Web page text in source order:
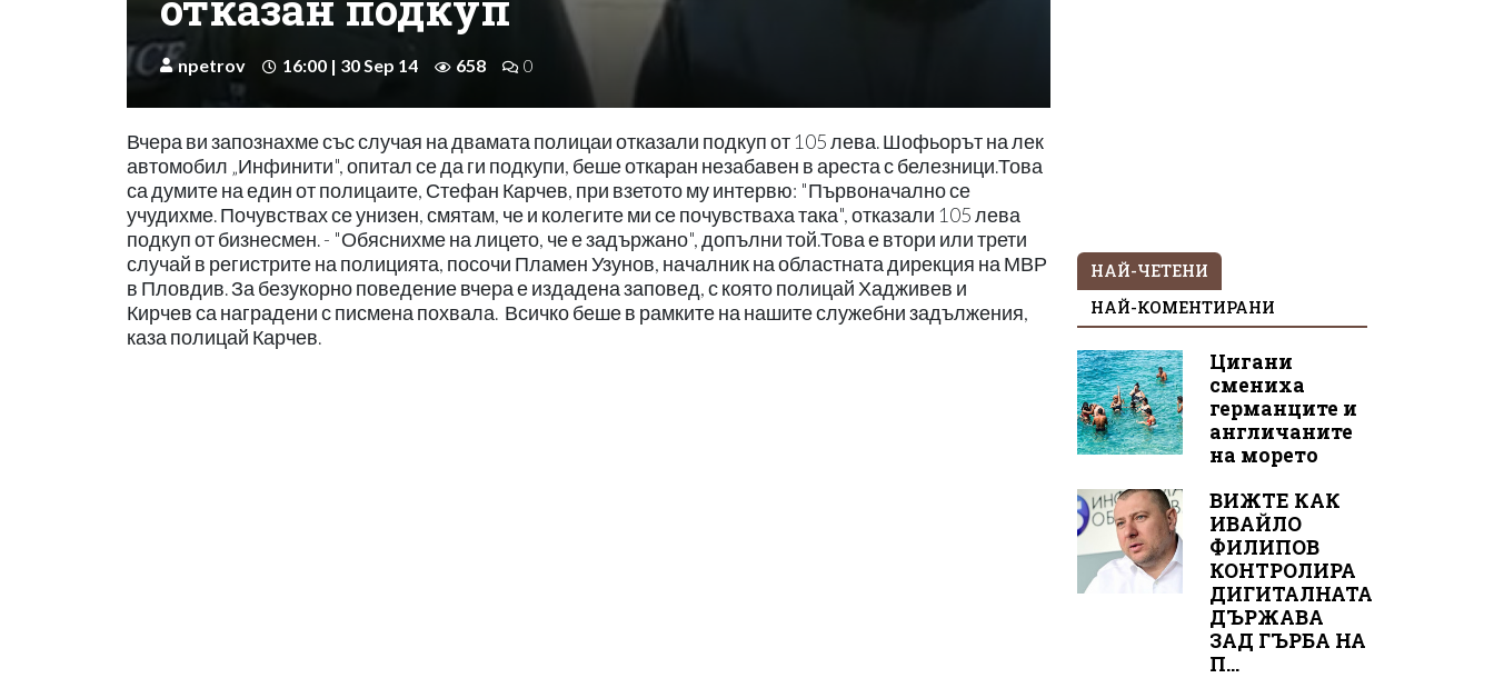
npetrov 16:00 | 30 Sep 14 658 0
Вчера ви запознахме със случая на двамата полицаи отказали подкуп от 105 лева. Шофьорът на лек
автомобил „Инфинити", опитал се да ги подкупи, беше откаран незабавен в ареста с белезници.Това
са думите на един от полицаите, Стефан Карчев, при взетото му интервю: "Първоначално се
учудихме. Почувствах се унизен, смятам, че и колегите ми се почувстваха така", отказали 105 лева
подкуп от бизнесмен. - "Обяснихме на лицето, че е задържано", допълни той.Това е втори или трети
случай в регистрите на полицията, посочи Пламен Узунов, началник на областната дирекция на МВР
в Пловдив. За безукорно поведение вчера е издадена заповед, с която полицай Хадживев и
Кирчев са наградени с писмена похвала. Всичко беше в рамките на нашите служебни задължения,
каза полицай Карчев.
НАЙ-ЧЕТЕНИ
НАЙ-КОМЕНТИРАНИ
Цигани
смениха
германците и
англичаните
на морето
ВИЖТЕ КАК
ИВАЙЛО
ФИЛИПОВ
КОНТРОЛИРА
ДИГИТАЛНАТА
ДЪРЖАВА
ЗАД ГЪРБА НА
П...